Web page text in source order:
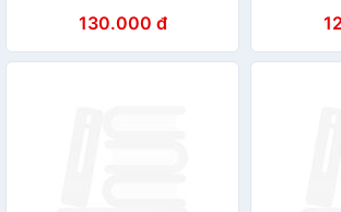
năng lực) - HA130.000 đ